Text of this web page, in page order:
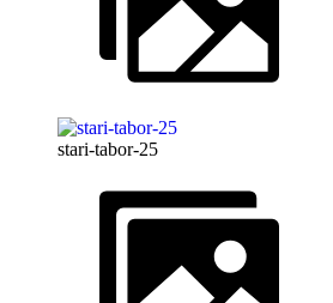
stari-tabor-25